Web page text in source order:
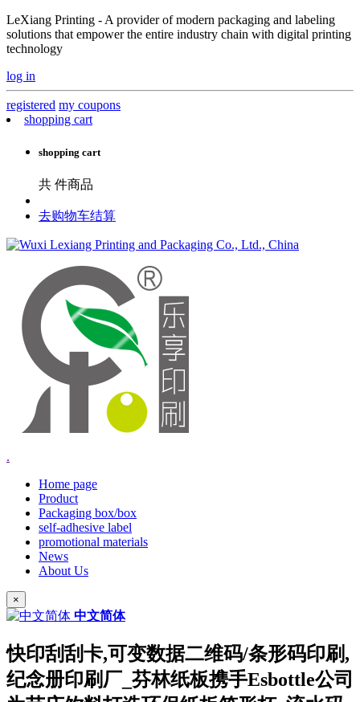
LeXiang Printing - A provider of modern packaging and labeling
solutions that empower the entire industry chain with digital printing
technology
log in
registered my coupons
shopping cart
shopping cart
共 件商品
去购物车结算
.
Home page
Product
Packaging box/box
self-adhesive label
promotional materials
News
About Us
×
中文简体
快印刮刮卡,可变数据二维码/条形码印刷,
纪念册印刷厂_芬林纸板携手Esbottle公司